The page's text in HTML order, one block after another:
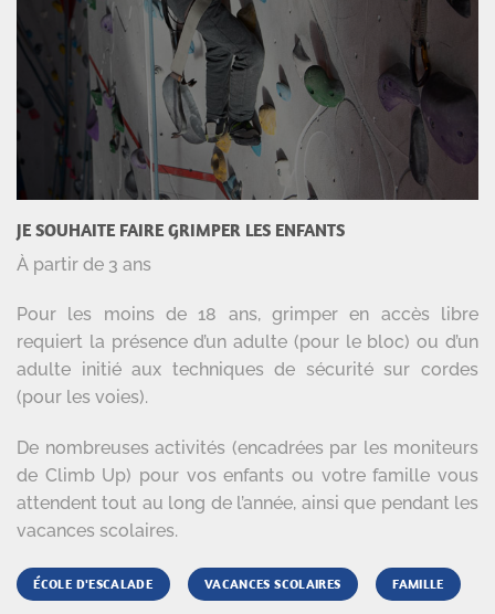
JE SOUHAITE FAIRE GRIMPER LES ENFANTS
À partir de 3 ans
Pour les moins de 18 ans, grimper en accès libre
requiert la présence d’un adulte (pour le bloc) ou d’un
adulte initié aux techniques de sécurité sur cordes
(pour les voies).
De nombreuses activités (encadrées par les moniteurs
de Climb Up) pour vos enfants ou votre famille vous
attendent tout au long de l’année, ainsi que pendant les
vacances scolaires.
ÉCOLE D'ESCALADE VACANCES SCOLAIRES FAMILLE